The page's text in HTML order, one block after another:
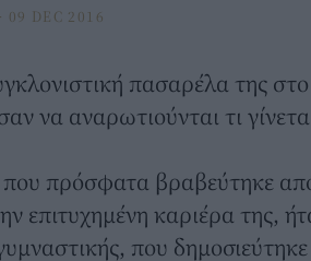
09 DEC 2016
πασαρέλα της
να αναρωτιούνται τι
πρόσφατα βραβεύτηκε
επιτυχημένη καριέρα της,
που